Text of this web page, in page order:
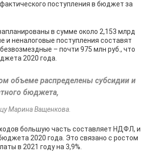
поступления в бюджет за
в сумме около 2,153 млрд
и неналоговые поступления составят
– почти 975 млн руб., что
2020 года.
объеме распределены субсидии и
бюджета,
Марина Ващенкова.
большую часть составляет НДФЛ, и
2020 года. Это связано с ростом
в 2021 году на 3,9%.